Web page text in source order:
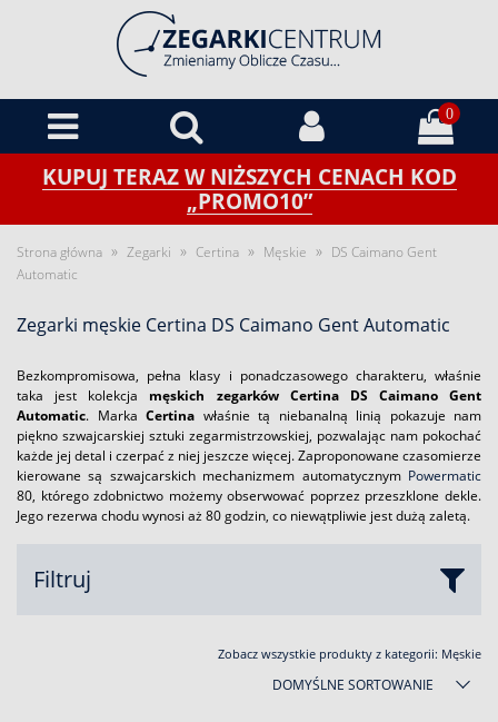
0
KUPUJ TERAZ W NIŻSZYCH CENACH KOD
„PROMO10”
Strona główna » Zegarki » Certina » Męskie » DS Caimano Gent
Automatic
Zegarki męskie Certina DS Caimano Gent Automatic
Bezkompromisowa, pełna klasy i ponadczasowego charakteru, właśnie
taka jest kolekcja męskich zegarków Certina DS Caimano Gent
Automatic. Marka Certina właśnie tą niebanalną linią pokazuje nam
piękno szwajcarskiej sztuki zegarmistrzowskiej, pozwalając nam pokochać
każde jej detal i czerpać z niej jeszcze więcej. Zaproponowane czasomierze
kierowane są szwajcarskich mechanizmem automatycznym Powermatic
80, którego zdobnictwo możemy obserwować poprzez przeszklone dekle.
Jego rezerwa chodu wynosi aż 80 godzin, co niewątpliwie jest dużą zaletą.
Filtruj
Zobacz wszystkie produkty z kategorii: Męskie
DOMYŚLNE SORTOWANIE